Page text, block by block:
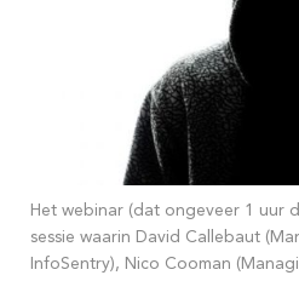
Het webinar (dat ongeveer 1 uur
sessie waarin David Callebaut
InfoSentry), Nico Cooman